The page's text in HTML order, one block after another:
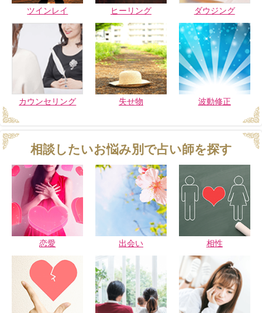
ツインレイ ヒーリング ダウジング
カウンセリング 失せ物 波動修正
相談したいお悩み別で占い師を探す
恋愛 出会い 相性